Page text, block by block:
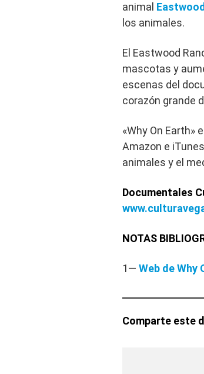
animal
los animales.
El Eastwood
mascotas y
escenas del
corazón grande
«Why On
Amazon e
animales y el
Documentales
NOTAS
1— Web de Why
Comparte este